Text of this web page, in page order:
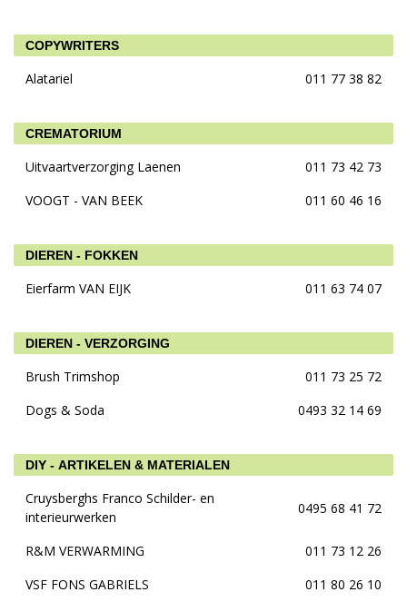
COPYWRITERS
Alatariel 011 77 38 82
CREMATORIUM
Uitvaartverzorging Laenen
011 73 42 73
VOOGT - VAN BEEK
011 60 46 16
DIEREN - FOKKEN
Eierfarm VAN EIJK 011 63 74 07
DIEREN - VERZORGING
Brush Trimshop
011 73 25 72
Dogs & Soda
0493 32 14 69
DIY - ARTIKELEN & MATERIALEN
Cruysberghs Franco Schilder- en
interieurwerken
0495 68 41 72
R&M VERWARMING
011 73 12 26
VSF FONS GABRIELS
011 80 26 10